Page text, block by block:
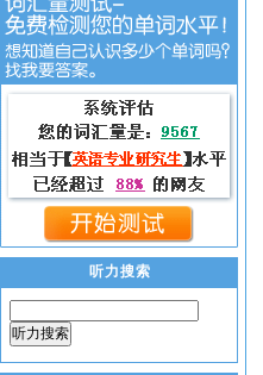
听力搜索
听力搜索